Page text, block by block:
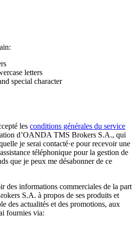
letters
special character
les conditions générales du service
d’OANDA TMS Brokers S.A., qui
je serai contacté·e pour recevoir une
téléphonique pour la gestion de
que je peux me désabonner de ce
des informations commerciales de la part
S.A. à propos de ses produits et
des actualités et des promotions, aux
fournies via: